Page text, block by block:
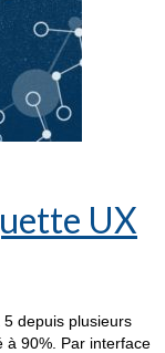
UX
depuis plusieurs
à 90%. Par interface